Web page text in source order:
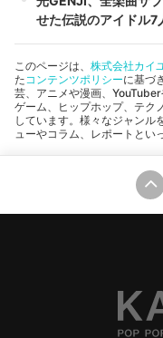
せた伝説のアイドル7
このページは、 株式会社カイ
た コンテンツポリシーに基づ
芸、アニメや漫画、
ゲーム、ヒップホップ、テク
しています。様々なジャンル
ューやコラム、レポートとい